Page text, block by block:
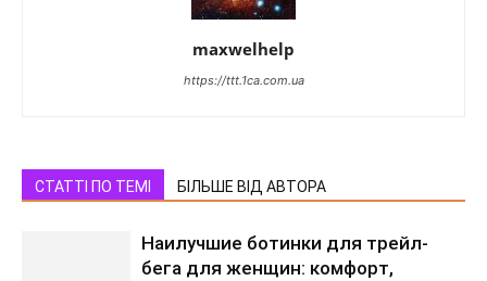
maxwelhelp
https://ttt.1ca.com.ua
СТАТТІ ПО ТЕМІ БІЛЬШЕ ВІД АВТОРА
Наилучшие ботинки для трейл-
бега для женщин: комфорт,